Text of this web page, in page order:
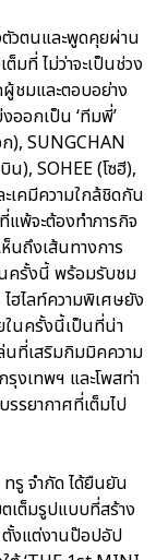
วตนและพูดคุยผ่าน
มที่ ไม่ว่าจะเป็นช่วง
ชมและตอบอย่าง
ออกเป็น ‘ทีมพี่’
), SUNGCHAN
), SOHEE (โซฮี),
เคมีความใกล้ชิดกัน
พ้จะต้องทำภารกิจ
ห็นถึงเส้นทางการ
นครั้งนี้ พร้อมรับชม
ฮไลท์ความพิเศษยัง
ในครั้งนี้เป็นที่น่า
ล่นที่เสริมกิมมิคความ
งเทพฯ และโพสท่า
รยากาศที่เต็มไป
รู จำกัด ได้ยืนยัน
ตเต็มรูปแบบที่สร้าง
ตั้งแต่งานป๊อปอัป